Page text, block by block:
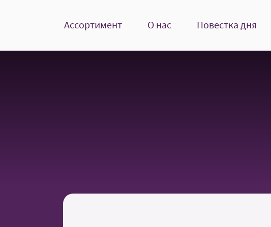
Ассортимент О нас Повестка дня